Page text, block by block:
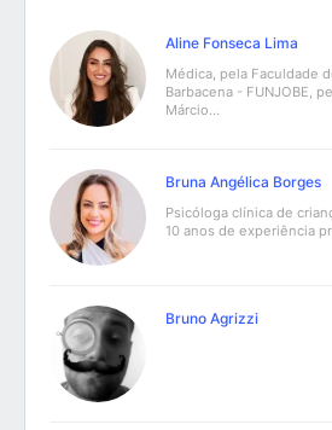
Aline Fonseca Lima
Médica, pela Faculdade
Barbacena - FUNJOBE,
Márcio…
Bruna Angélica Borges
Psicóloga clínica de
10 anos de experiência
Bruno Agrizzi